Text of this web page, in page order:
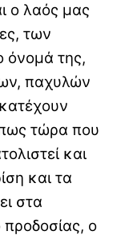
ο λαός μας
των
όνομά της,
παχυλών
τώρα που
και
και τα
στα
ο